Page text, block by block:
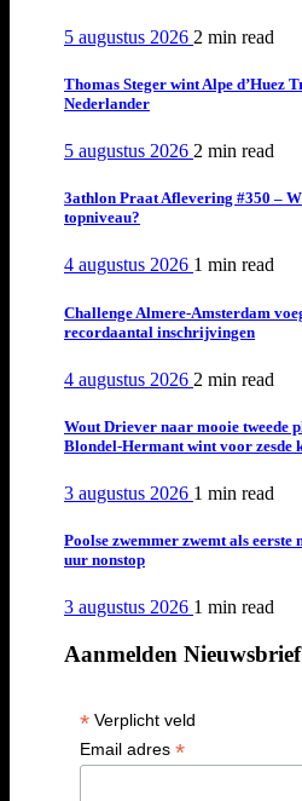
5 augustus 2026 2 min read
Thomas Steger wint Alpe d’Huez
Nederlander
5 augustus 2026 2 min read
3athlon Praat Aflevering #350 –
topniveau?
4 augustus 2026 1 min read
Challenge Almere-Amsterdam
recordaantal inschrijvingen
4 augustus 2026 2 min read
Wout Driever naar mooie tweede
Blondel-Hermant wint voor zesde
3 augustus 2026 1 min read
Poolse zwemmer zwemt als eerste
uur nonstop
3 augustus 2026 1 min read
Aanmelden Nieuwsbrief
*Verplicht veld
Email adres *